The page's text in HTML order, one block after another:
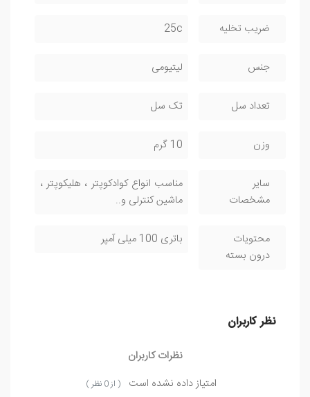
ضریب تخلیه 25c
جنس لیتیومی
تعداد سل تک سل
وزن 10 گرم
سایر
مشخصات
مناسب انواع کوادکوپتر ، هلیکوپتر ،
ماشین کنترلی و..
محتویات
درون بسته
باتری 100 میلی آمپر
نظر کاربران
نظرات کاربران
امتیاز داده نشده است
( از 0 نظر )